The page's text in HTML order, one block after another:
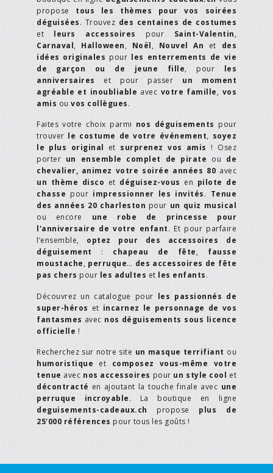
propose tous les thèmes pour vos soirées
déguisées. Trouvez des centaines de costumes
et leurs accessoires pour Saint-Valentin,
Carnaval, Halloween, Noël, Nouvel An et des
idées originales pour les enterrements de vie
de garçon ou de jeune fille, pour les
anniversaires et pour passer un moment
agréable et inoubliable avec votre famille, vos
amis ou vos collègues.
Faites votre choix parmi nos déguisements pour
trouver le costume de votre événement, soyez
le plus original et surprenez vos amis ! Osez
porter un ensemble complet de pirate ou de
chevalier, animez votre soirée années 80 avec
un thème disco et déguisez-vous en pilote de
chasse pour impressionner les invités. Tenue
des années 20 charleston pour un quiz musical
ou encore une robe de princesse pour
l'anniversaire de votre enfant. Et pour parfaire
l’ensemble, optez pour des accessoires de
déguisement : chapeau de fête, fausse
moustache, perruque… des accessoires de fête
pas chers pour les adultes et les enfants.
Découvrez un catalogue pour les passionnés de
super-héros et incarnez le personnage de vos
fantasmes avec nos déguisements sous licence
officielle !
Recherchez sur notre site un masque terrifiant ou
humoristique et composez vous-même votre
tenue avec nos accessoires pour un style cool et
décontracté en ajoutant la touche finale avec une
perruque incroyable. La boutique en ligne
deguisements-cadeaux.ch propose plus de
25'000 références pour tous les goûts !